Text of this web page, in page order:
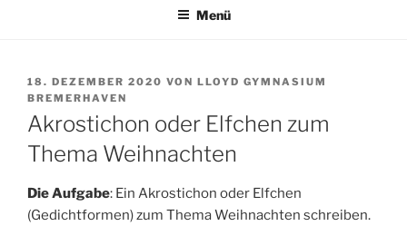
Menü
VERÖFFENTLICHT
AM
18. DEZEMBER 2020 VON LLOYD GYMNASIUM
BREMERHAVEN
Akrostichon oder Elfchen zum
Thema Weihnachten
Die Aufgabe: Ein Akrostichon oder Elfchen
(Gedichtformen) zum Thema Weihnachten schreiben.